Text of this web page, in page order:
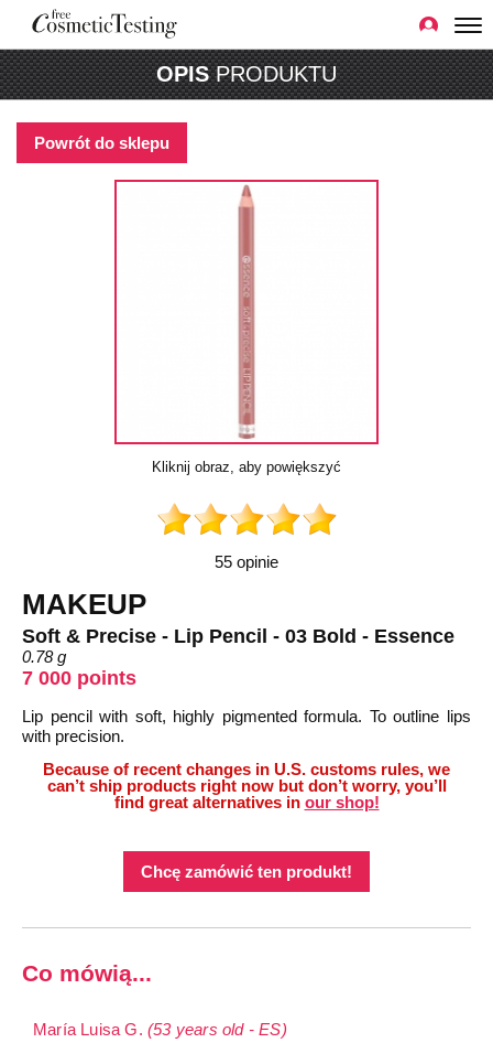
OPISPRODUKTU
Powrót do sklepu
Kliknij obraz, aby powiększyć
55 opinie
MAKEUP
Soft & Precise - Lip Pencil - 03 Bold - Essence
0.78 g
7 000 points
Lip pencil with soft, highly pigmented formula. To outline lips
with precision.
Because of recent changes in U.S. customs rules, we
can’t ship products right now but don’t worry, you’ll
find great alternatives in our shop!
Chcę zamówić ten produkt!
Co mówią...
María Luisa G. (53 years old - ES)